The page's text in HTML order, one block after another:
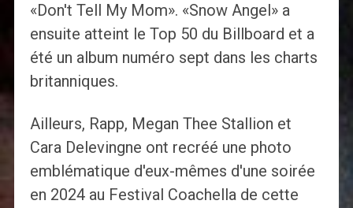
«Don't Tell My Mom». «Snow Angel» a
ensuite atteint le Top 50 du Billboard et a
été un album numéro sept dans les charts
britanniques.
Ailleurs, Rapp, Megan Thee Stallion et
Cara Delevingne ont recréé une photo
emblématique d'eux-mêmes d'une soirée
en 2024 au Festival Coachella de cette